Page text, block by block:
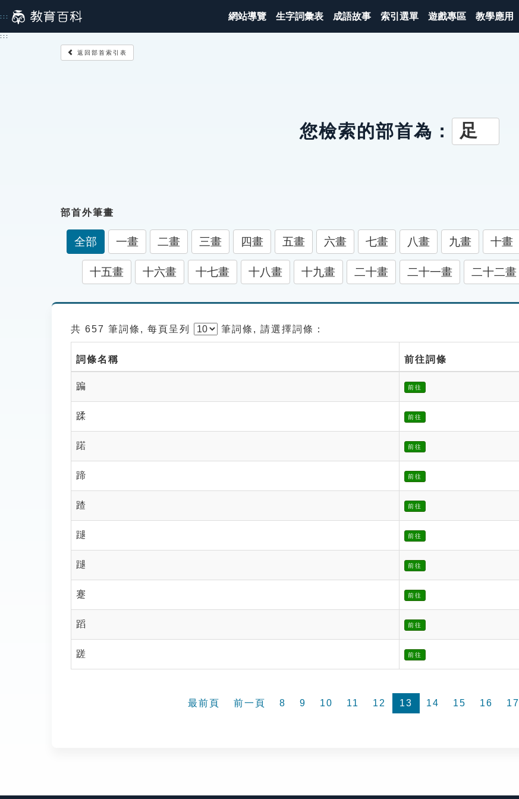
到
主
::: 網站導覽 生字詞彙表 成語故事 索引選單 遊戲專區 教學應用
:::
返回部首索引表
您檢索的部首為： 足
部首外筆畫
全部 一畫 二畫 三畫 四畫 五畫 六畫 七畫 八畫 九畫 十畫
十五畫 十六畫 十七畫 十八畫 十九畫 二十畫 二十一畫 二十二畫
共 657 筆詞條, 每頁呈列 筆詞條, 請選擇詞條：
詞條名稱 前往詞條
蹁 前往
蹂 前往
蹃 前往
蹄 前往
蹅 前往
蹆 前往
蹆 前往
蹇 前往
蹈 前往
蹉 前往
最前頁 前一頁 8 9 10 11 12 13 14 15 16 17